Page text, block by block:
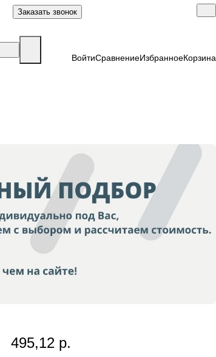
Заказать звонок
ВойтиСравнениеИзбранноеКорзина
495,12 р.